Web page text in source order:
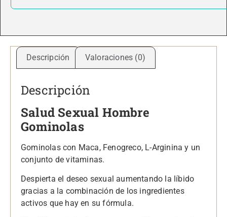
Descripción Valoraciones (0)
Descripción
Salud Sexual Hombre
Gominolas
Gominolas con Maca, Fenogreco, L-Arginina y un
conjunto de vitaminas.
Despierta el deseo sexual aumentando la líbido
gracias a la combinación de los ingredientes
activos que hay en su fórmula.